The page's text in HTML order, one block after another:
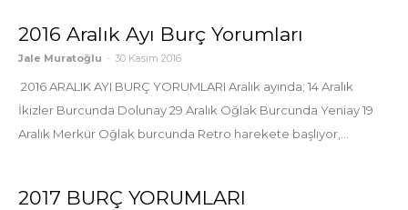
2016 Aralık Ayı Burç Yorumları
Jale Muratoğlu - 30 Kasım 2016
2016 ARALIK AYI BURÇ YORUMLARI Aralık ayında; 14 Aralık
İkizler Burcunda Dolunay 29 Aralık Oğlak Burcunda Yeniay 19
Aralık Merkür Oğlak burcunda Retro harekete başlıyor,...
2017 BURÇ YORUMLARI